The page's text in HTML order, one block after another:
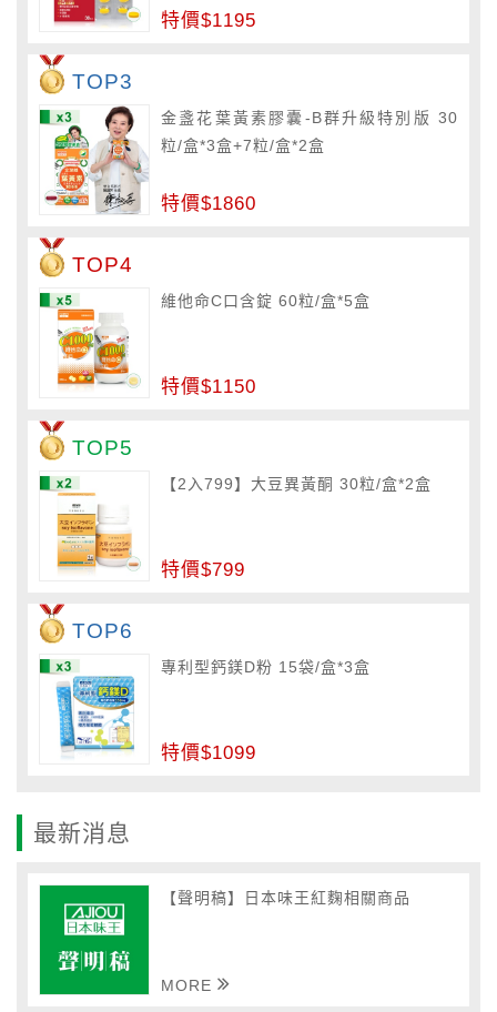
特價$1195
TOP3
金盞花葉黃素膠囊-B群升級特別版 30
粒/盒*3盒+7粒/盒*2盒
特價$1860
TOP4
維他命C口含錠 60粒/盒*5盒
特價$1150
TOP5
【2入799】大豆異黃酮 30粒/盒*2盒
特價$799
TOP6
專利型鈣鎂D粉 15袋/盒*3盒
特價$1099
最新消息
【聲明稿】日本味王紅麴相關商品
MORE